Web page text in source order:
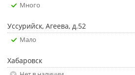
Много
Уссурийск, Агеева, д.52
Мало
Хабаровск